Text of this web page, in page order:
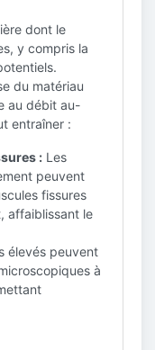
dont le
y compris la
du matériau
au débit au-
entraîner :
: Les
peuvent
fissures
affaiblissant le
élevés peuvent
à